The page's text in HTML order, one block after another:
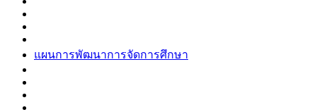
แผนการพัฒนาการจัดการศึกษา